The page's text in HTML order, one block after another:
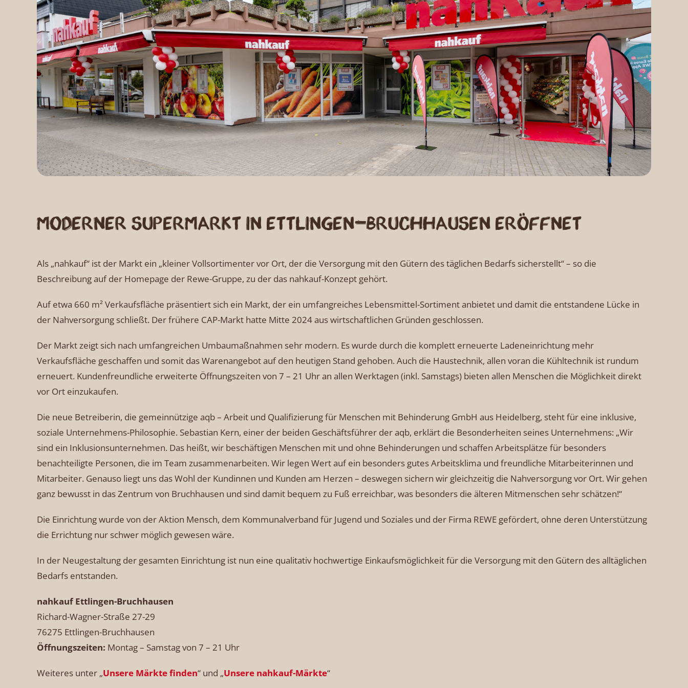
Moderner Supermarkt in Ettlingen-Bruchhausen eröffnet
Als „nahkauf“ ist der Markt ein „kleiner Vollsortimenter vor Ort, der die Versorgung mit den Gütern des täglichen Bedarfs sicherstellt“ – so die
Beschreibung auf der Homepage der Rewe-Gruppe, zu der das nahkauf-Konzept gehört.
Auf etwa 660 m² Verkaufsfläche präsentiert sich ein Markt, der ein umfangreiches Lebensmittel-Sortiment anbietet und damit die entstandene Lücke in
der Nahversorgung schließt. Der frühere CAP-Markt hatte Mitte 2024 aus wirtschaftlichen Gründen geschlossen.
Der Markt zeigt sich nach umfangreichen Umbaumaßnahmen sehr modern. Es wurde durch die komplett erneuerte Ladeneinrichtung mehr
Verkaufsfläche geschaffen und somit das Warenangebot auf den heutigen Stand gehoben. Auch die Haustechnik, allen voran die Kühltechnik ist rundum
erneuert. Kundenfreundliche erweiterte Öffnungszeiten von 7 – 21 Uhr an allen Werktagen (inkl. Samstags) bieten allen Menschen die Möglichkeit direkt
vor Ort einzukaufen.
Die neue Betreiberin, die gemeinnützige aqb – Arbeit und Qualifizierung für Menschen mit Behinderung GmbH aus Heidelberg, steht für eine inklusive,
soziale Unternehmens-Philosophie. Sebastian Kern, einer der beiden Geschäftsführer der aqb, erklärt die Besonderheiten seines Unternehmens: „Wir
sind ein Inklusionsunternehmen. Das heißt, wir beschäftigen Menschen mit und ohne Behinderungen und schaffen Arbeitsplätze für besonders
benachteiligte Personen, die im Team zusammenarbeiten. Wir legen Wert auf ein besonders gutes Arbeitsklima und freundliche Mitarbeiterinnen und
Mitarbeiter. Genauso liegt uns das Wohl der Kundinnen und Kunden am Herzen – deswegen sichern wir gleichzeitig die Nahversorgung vor Ort. Wir gehen
ganz bewusst in das Zentrum von Bruchhausen und sind damit bequem zu Fuß erreichbar, was besonders die älteren Mitmenschen sehr schätzen!“
Die Einrichtung wurde von der Aktion Mensch, dem Kommunalverband für Jugend und Soziales und der Firma REWE gefördert, ohne deren Unterstützung
die Errichtung nur schwer möglich gewesen wäre.
In der Neugestaltung der gesamten Einrichtung ist nun eine qualitativ hochwertige Einkaufsmöglichkeit für die Versorgung mit den Gütern des alltäglichen
Bedarfs entstanden.
nahkauf Ettlingen-Bruchhausen
Richard-Wagner-Straße 27-29
76275 Ettlingen-Bruchhausen
Öffnungszeiten: Montag – Samstag von 7 – 21 Uhr
Weiteres unter „Unsere Märkte finden“ und „Unsere nahkauf-Märkte“